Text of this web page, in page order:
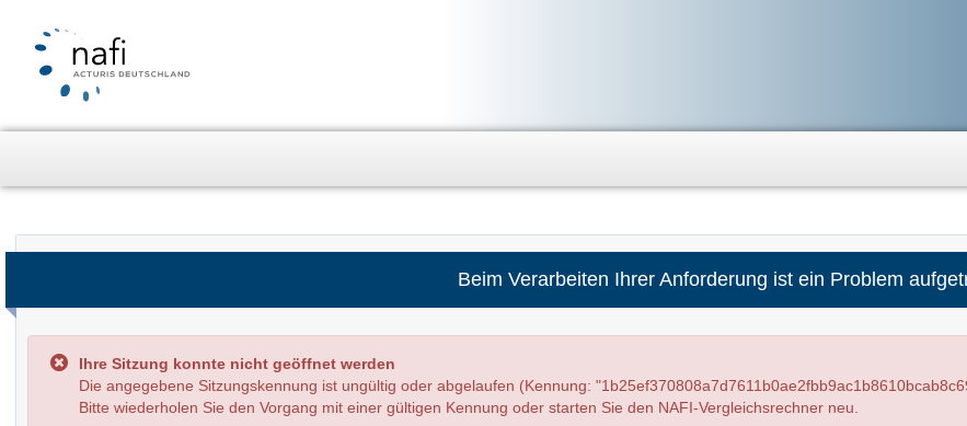
Beim Verarbeiten Ihrer Anforderung ist ein Problem
Ihre Sitzung konnte nicht geöffnet werden
Die angegebene Sitzungskennung ist ungültig oder abgelaufen (Kennung:
Bitte wiederholen Sie den Vorgang mit einer gültigen Kennung oder starten Sie den NAFI-Vergleichsrechner neu.